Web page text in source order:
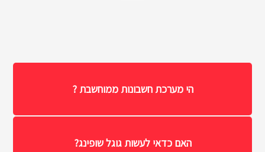
הי מערכת חשבונות ממוחשבת ?
האם כדאי לעשות גוגל שופינג?